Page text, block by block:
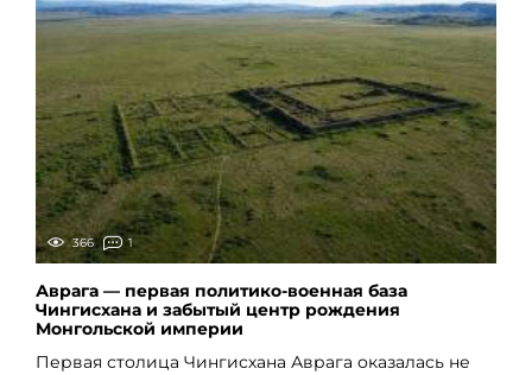
366 1
Аврага — первая политико-военная база
Чингисхана и забытый центр рождения
Монгольской империи
Первая столица Чингисхана Аврага оказалась не